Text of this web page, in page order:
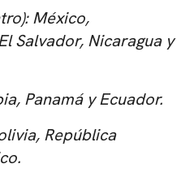
México,
Salvador, Nicaragua y
Panamá y Ecuador.
República